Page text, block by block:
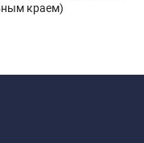
краем)